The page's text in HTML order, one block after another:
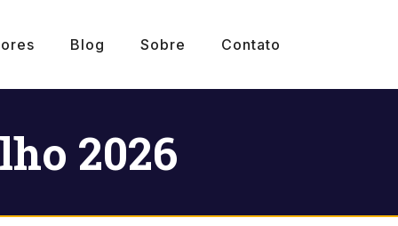
Blog Sobre Contato
2026